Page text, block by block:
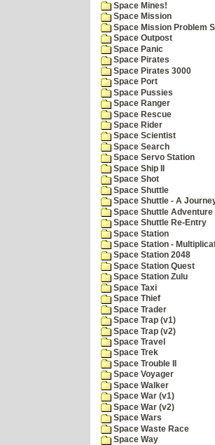
Space Mines!
Space Mission
Space Mission Problem
Space Outpost
Space Panic
Space Pirates
Space Pirates 3000
Space Port
Space Pussies
Space Ranger
Space Rescue
Space Rider
Space Scientist
Space Search
Space Servo Station
Space Ship II
Space Shot
Space Shuttle
Space Shuttle - A
Space Shuttle Adventure
Space Shuttle Re-Entry
Space Station
Space Station -
Space Station 2048
Space Station Quest
Space Station Zulu
Space Taxi
Space Thief
Space Trader
Space Trap (v1)
Space Trap (v2)
Space Travel
Space Trek
Space Trouble II
Space Voyager
Space Walker
Space War (v1)
Space War (v2)
Space Wars
Space Waste Race
Space Way